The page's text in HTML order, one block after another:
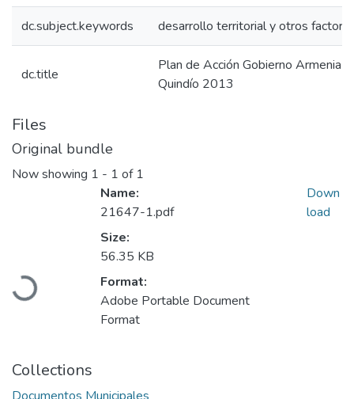
dc.subject.keywords desarrollo territorial y otros
dc.title
Plan de Acción Gobierno Armenia
Quindío 2013
Files
Original bundle
Now showing 1 - 1 of 1
Loading...
Name:
21647-1.pdf
Size:
56.35 KB
Format:
Adobe Portable Document
Format
Down
load
Collections